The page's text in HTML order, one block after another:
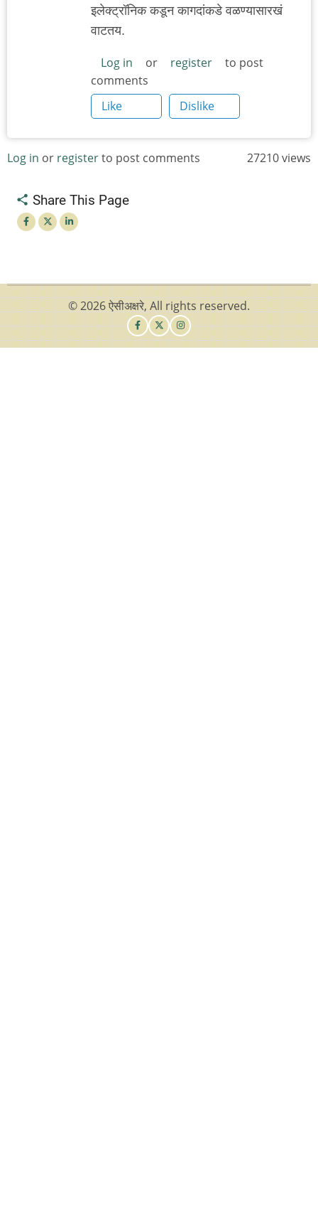
इलेक्ट्रॉनिक कडून कागदांकडे वळण्यासारखं
वाटतय.
Log in or register
to post
comments
Like
Dislike
Log in or registerto post comments 27210 views
Share This Page
© 2026 ऐसीअक्षरे, All rights reserved.